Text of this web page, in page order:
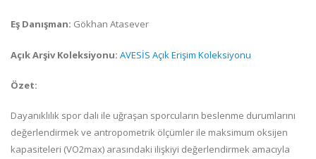
Eş Danışman: Gökhan Atasever
Açık Arşiv Koleksiyonu: AVESİS Açık Erişim Koleksiyonu
Özet:
Dayanıklılık spor dalı ile uğraşan sporcuların beslenme durumlarını
değerlendirmek ve antropometrik ölçümler ile maksimum oksijen
kapasiteleri (VO2max) arasındaki ilişkiyi değerlendirmek amacıyla